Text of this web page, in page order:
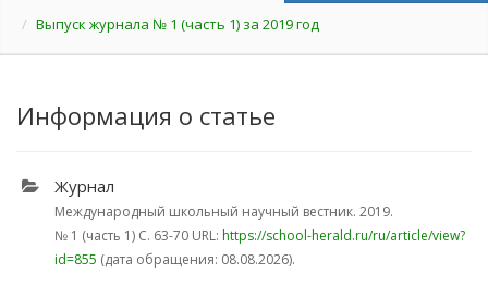
Выпуск журнала № 1 (часть 1) за 2019 год
Информация о статье
Журнал
Международный школьный научный вестник. 2019.
№ 1 (часть 1) С. 63-70 URL: https://school-herald.ru/ru/article/view?
id=855 (дата обращения: 08.08.2026).